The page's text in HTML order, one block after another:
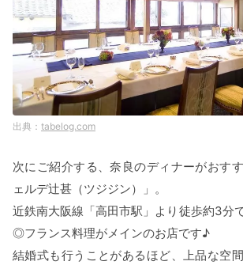
tabelog.com
次にご紹介する、奈良のディナーがおす
ェルデ辻甚（ツジジン）」。
近鉄南大阪線「高田市駅」より徒歩約3分
◎フランス料理がメインのお店です♪
結婚式も行うことがあるほど、上品な空